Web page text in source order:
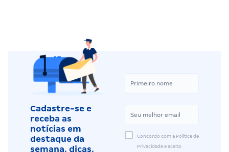
Cadastre-se e
receba as
notícias em
destaque da
semana, dicas,
Concordo com a Política de
Privacidade e aceito